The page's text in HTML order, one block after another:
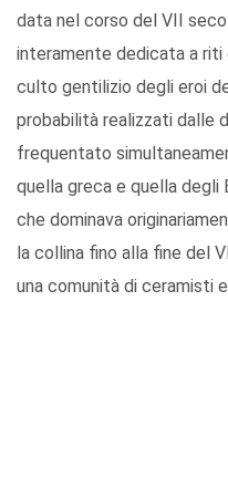
data nel corso del VII
interamente dedicata a riti
culto gentilizio degli eroi
probabilità realizzati dalle
frequentato
quella greca e quella degli
che dominava
la collina fino alla fine del
una comunità di ceramisti